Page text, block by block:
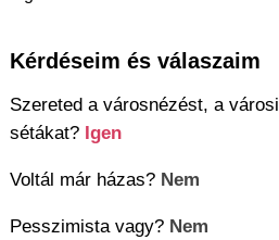
Kérdéseim és válaszaim
Szereted a városnézést, a városi
sétákat? Igen
Voltál már házas? Nem
Pesszimista vagy? Nem